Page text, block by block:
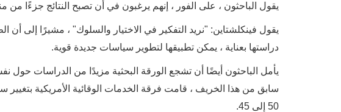
يقول الباحثون ، على الفور ، إنهم يرغبون في أن تصبح النتائج جزءًا
يقول فينكلشتاين: "نريد التفكير في الاختيار والسلوك" ، مشيرًا إلى أن
دراستها بعناية ، يمكن تطبيقها لتطوير سياسات جديدة قوية.
يأمل الباحثون أيضًا أن تشجع الورقة البحثية مزيدًا من الدراسات
سابق من هذا الخريف ، قامت فرقة الخدمات الوقائية الأمريكية
50 إلى 45.